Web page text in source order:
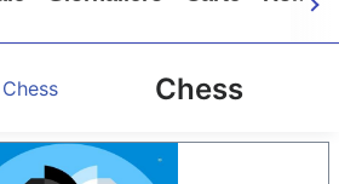
Chess
Chess